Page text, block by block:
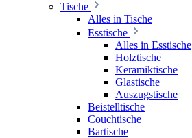
Tische
Alles in Tische
Esstische
Alles in Esstische
Holztische
Keramiktische
Glastische
Auszugstische
Beistelltische
Couchtische
Bartische